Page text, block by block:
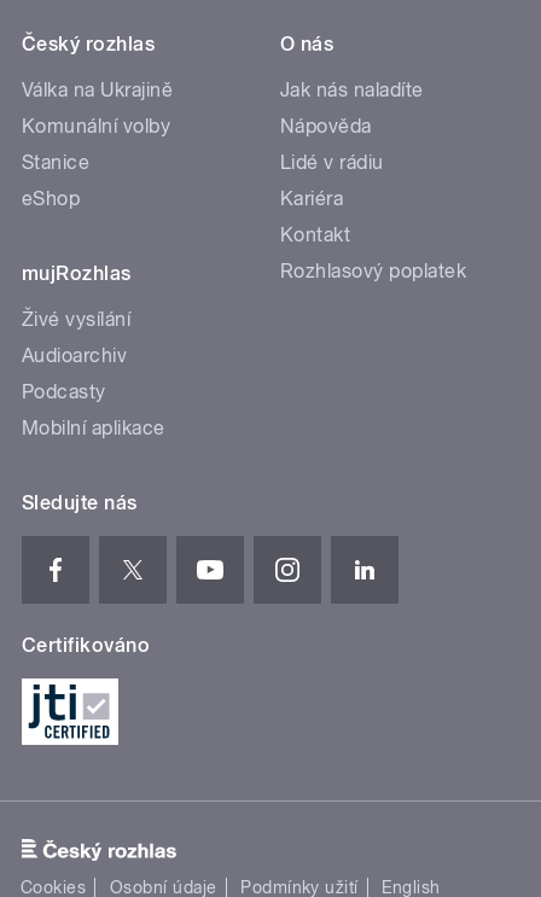
Český rozhlas
Válka na Ukrajině
Komunální volby
Stanice
eShop
mujRozhlas
Živé vysílání
Audioarchiv
Podcasty
Mobilní aplikace
O nás
Jak nás naladíte
Nápověda
Lidé v rádiu
Kariéra
Kontakt
Rozhlasový poplatek
Sledujte nás
Certifikováno
Cookies Osobní údaje Podmínky užití English